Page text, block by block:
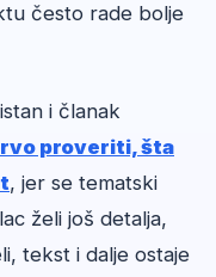
često rade bolje
i članak
proveriti, šta
, jer se tematski
želi još detalja,
tekst i dalje ostaje